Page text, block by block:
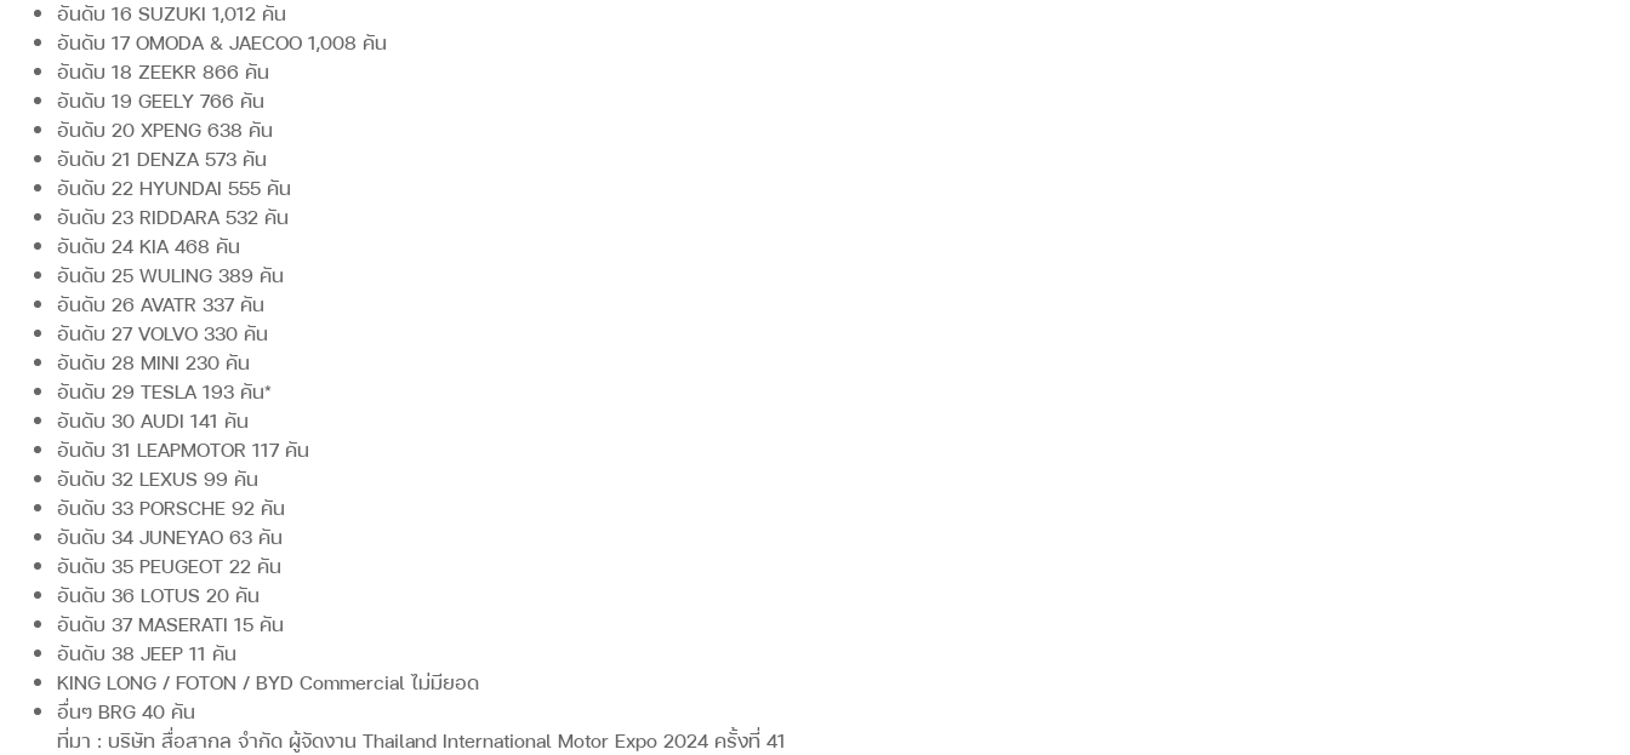
อันดับ 16 SUZUKI 1,012 คัน
อันดับ 17 OMODA & JAECOO 1,008 คัน
อันดับ 18 ZEEKR 866 คัน
อันดับ 19 GEELY 766 คัน
อันดับ 20 XPENG 638 คัน
อันดับ 21 DENZA 573 คัน
อันดับ 22 HYUNDAI 555 คัน
อันดับ 23 RIDDARA 532 คัน
อันดับ 24 KIA 468 คัน
อันดับ 25 WULING 389 คัน
อันดับ 26 AVATR 337 คัน
อันดับ 27 VOLVO 330 คัน
อันดับ 28 MINI 230 คัน
อันดับ 29 TESLA 193 คัน*
อันดับ 30 AUDI 141 คัน
อันดับ 31 LEAPMOTOR 117 คัน
อันดับ 32 LEXUS 99 คัน
อันดับ 33 PORSCHE 92 คัน
อันดับ 34 JUNEYAO 63 คัน
อันดับ 35 PEUGEOT 22 คัน
อันดับ 36 LOTUS 20 คัน
อันดับ 37 MASERATI 15 คัน
อันดับ 38 JEEP 11 คัน
KING LONG / FOTON / BYD Commercial ไม่มียอด
อื่นๆ BRG 40 คัน
ที่มา : บริษัท สื่อสากล จำกัด ผู้จัดงาน Thailand International Motor Expo 2024 ครั้งที่ 41